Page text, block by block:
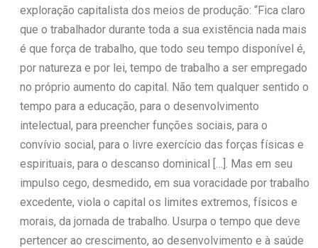
exploração capitalista dos meios de produção: “Fica claro
que o trabalhador durante toda a sua existência nada mais
é que força de trabalho, que todo seu tempo disponível é,
por natureza e por lei, tempo de trabalho a ser empregado
no próprio aumento do capital. Não tem qualquer sentido o
tempo para a educação, para o desenvolvimento
intelectual, para preencher funções sociais, para o
convívio social, para o livre exercício das forças físicas e
espirituais, para o descanso dominical […]. Mas em seu
impulso cego, desmedido, em sua voracidade por trabalho
excedente, viola o capital os limites extremos, físicos e
morais, da jornada de trabalho. Usurpa o tempo que deve
pertencer ao crescimento, ao desenvolvimento e à saúde